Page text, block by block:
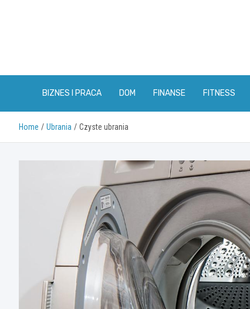
BIZNES I PRACA DOM FINANSE FITNESS
Home Ubrania Czyste ubrania